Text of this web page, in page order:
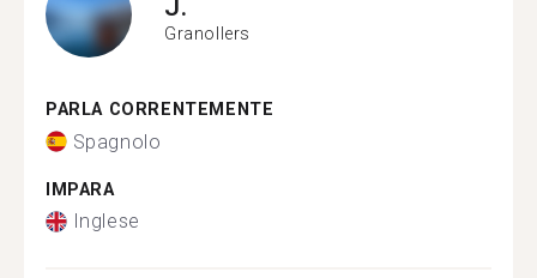
Granollers
PARLA CORRENTEMENTE
Spagnolo
IMPARA
Inglese